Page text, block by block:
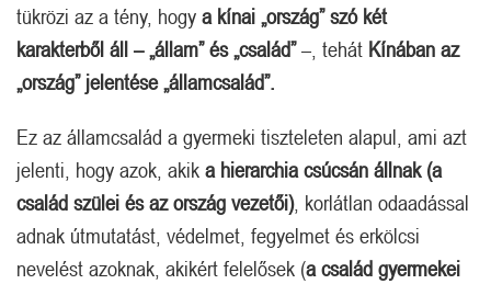
tükrözi az a tény, hogy a kínai „ország” szó két
karakterből áll – „állam” és „család”–, tehát Kínában az
„ország” jelentése „államcsalád”.
Ez az államcsalád a gyermeki tiszteleten alapul, ami azt
jelenti, hogy azok, akik a hierarchia csúcsán állnak (a
család szülei és az ország vezetői), korlátlan odaadással
adnak útmutatást, védelmet, fegyelmet és erkölcsi
nevelést azoknak, akikért felelősek (a család gyermekei